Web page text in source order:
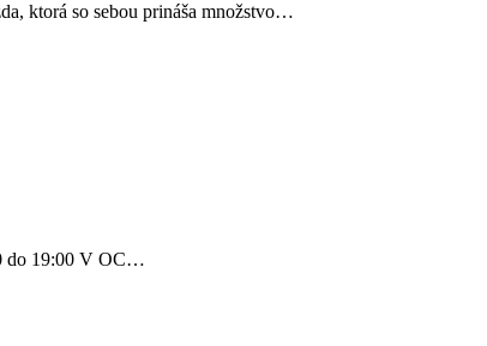
ktorá so sebou prináša množstvo…
do 19:00 V OC…